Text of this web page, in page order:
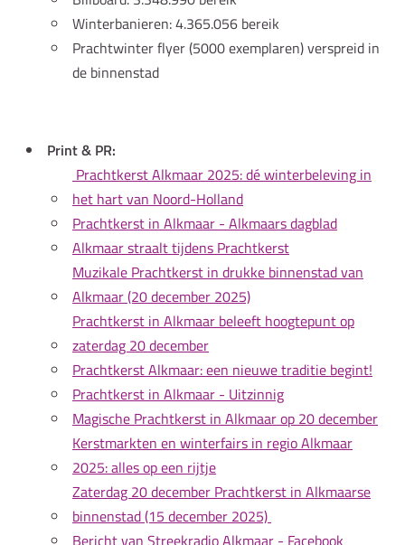
Winterbanieren: 4.365.056 bereik
Prachtwinter flyer (5000 exemplaren) verspreid in
de binnenstad
Print & PR:
Prachtkerst Alkmaar 2025: dé winterbeleving in
het hart van Noord-Holland
Prachtkerst in Alkmaar - Alkmaars dagblad
Alkmaar straalt tijdens Prachtkerst
Muzikale Prachtkerst in drukke binnenstad van
Alkmaar (20 december 2025)
Prachtkerst in Alkmaar beleeft hoogtepunt op
zaterdag 20 december
Prachtkerst Alkmaar: een nieuwe traditie begint!
Prachtkerst in Alkmaar - Uitzinnig
Magische Prachtkerst in Alkmaar op 20 december
Kerstmarkten en winterfairs in regio Alkmaar
2025: alles op een rijtje
Zaterdag 20 december Prachtkerst in Alkmaarse
binnenstad (15 december 2025)
Bericht van Streekradio Alkmaar - Facebook